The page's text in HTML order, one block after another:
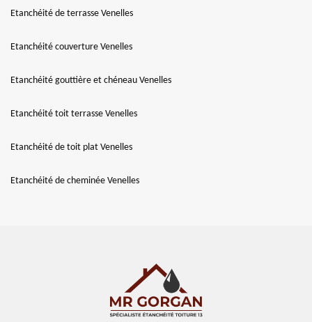
Etanchéité de terrasse Venelles
Etanchéité couverture Venelles
Etanchéité gouttière et chéneau Venelles
Etanchéité toit terrasse Venelles
Etanchéité de toit plat Venelles
Etanchéité de cheminée Venelles